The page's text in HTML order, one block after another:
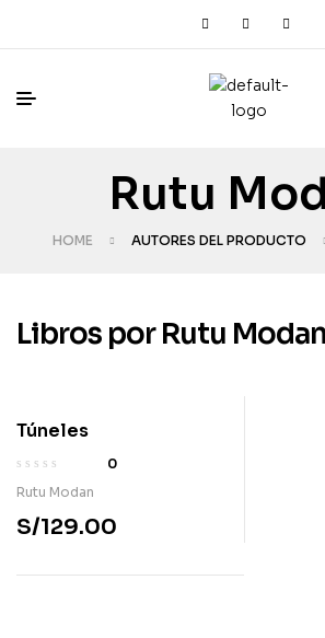
Rutu
HOME AUTORES DEL PRODUCTO
Libros por Rutu Modan
Túneles
0
Rutu Modan
S/129.00